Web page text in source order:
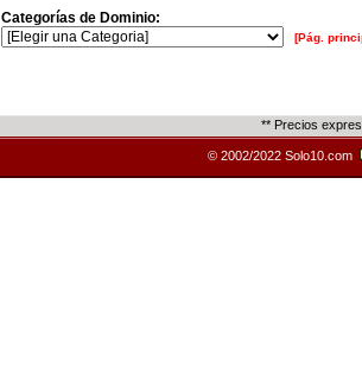
Categorías de Dominio:
[Pág.
** Precios
© 2002/2022 Solo10.com